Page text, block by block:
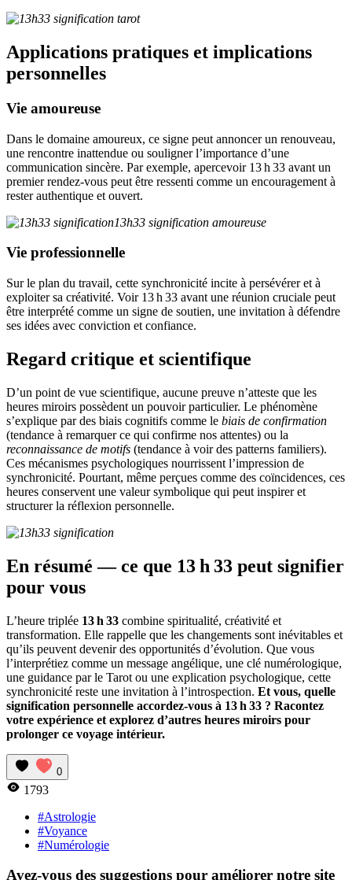
Applications pratiques et implications
personnelles
Vie amoureuse
Dans le domaine amoureux, ce signe peut annoncer un renouveau,
une rencontre inattendue ou souligner l’importance d’une
communication sincère. Par exemple, apercevoir 13 h 33 avant un
premier rendez-vous peut être ressenti comme un encouragement à
rester authentique et ouvert.
Vie professionnelle
Sur le plan du travail, cette synchronicité incite à persévérer et à
exploiter sa créativité. Voir 13 h 33 avant une réunion cruciale peut
être interprété comme un signe de soutien, une invitation à défendre
ses idées avec conviction et confiance.
Regard critique et scientifique
D’un point de vue scientifique, aucune preuve n’atteste que les
heures miroirs possèdent un pouvoir particulier. Le phénomène
s’explique par des biais cognitifs comme le biais de confirmation
(tendance à remarquer ce qui confirme nos attentes) ou la
reconnaissance de motifs (tendance à voir des patterns familiers).
Ces mécanismes psychologiques nourrissent l’impression de
synchronicité. Pourtant, même perçues comme des coïncidences, ces
heures conservent une valeur symbolique qui peut inspirer et
structurer la réflexion personnelle.
En résumé — ce que 13 h 33 peut signifier
pour vous
L’heure triplée 13 h 33 combine spiritualité, créativité et
transformation. Elle rappelle que les changements sont inévitables et
qu’ils peuvent devenir des opportunités d’évolution. Que vous
l’interprétiez comme un message angélique, une clé numérologique,
une guidance par le Tarot ou une explication psychologique, cette
synchronicité reste une invitation à l’introspection. Et vous, quelle
signification personnelle accordez-vous à 13 h 33 ? Racontez
votre expérience et explorez d’autres heures miroirs pour
prolonger ce voyage intérieur.
0
1793
#Astrologie
#Voyance
#Numérologie
Avez-vous des suggestions pour améliorer notre site